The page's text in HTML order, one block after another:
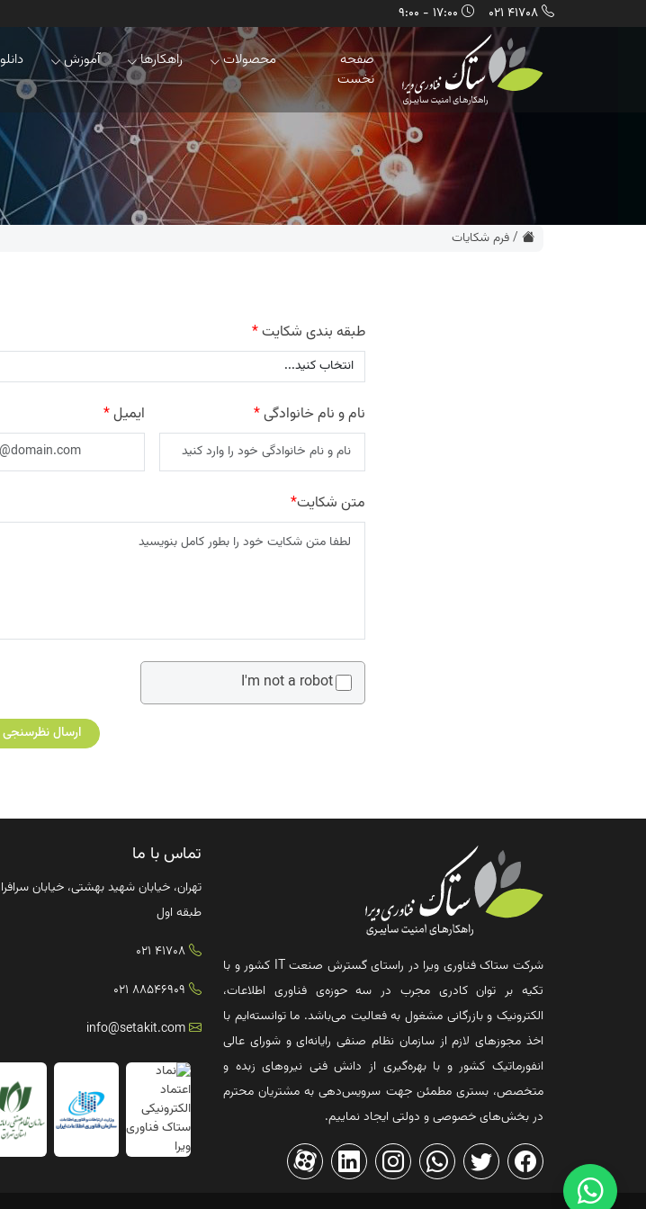
41708 021
صفحه
نخست
محصولات راهکارها آموزش
/فرم شکایات
طبقه بندی شکایت*
نام و نام خانوادگی* ایمیل*
متن شکایت*
I'm not a robot
ارسال نظرسنجی
شرکت ستاک فناوری ویرا در راستای گسترش صنعت IT کشور و با
تکیه بر توان کادری مجرب در سه حوزه‌ی فناوری اطلاعات،
الکترونیک و بازرگانی مشغول به فعالیت می‌باشد. ما توانسته‌ایم با
اخذ مجوزهای لازم از سازمان نظام صنفی رایانه‌ای و شورای عالی
انفورماتیک کشور و با بهره‌گیری از دانش فنی نیروهای زبده و
متخصص، بستری مطمئن جهت سرویس‌دهی به مشتریان محترم
در بخش‌های خصوصی و دولتی ایجاد نماییم.
تماس با ما
طبقه اول
41708 021
88546909 021
info@setakit.com